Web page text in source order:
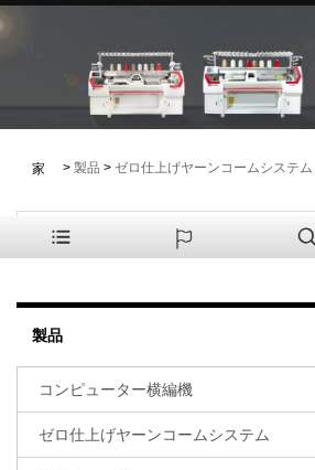
家 > 製品 > ゼロ仕上げヤーンコームシステム
製品
コンピューター横編機
ゼロ仕上げヤーンコームシステム